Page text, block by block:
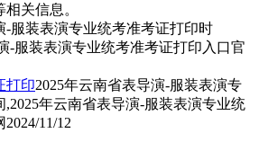
关信息。
打印2025年云南省表导演-服装表演专
年云南省表导演-服装表演专业统
2024/11/12